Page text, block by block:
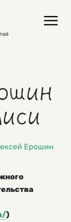
Ерошин
)